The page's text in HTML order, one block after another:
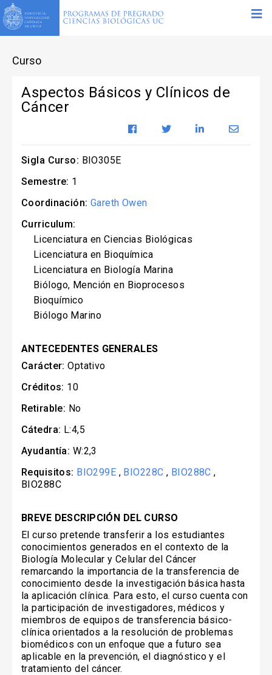
Curso
Aspectos Básicos y Clínicos de
Cáncer
Sigla Curso: BIO305E
Semestre: 1
Coordinación: Gareth Owen
Curriculum:
Licenciatura en Ciencias Biológicas
Licenciatura en Bioquímica
Licenciatura en Biología Marina
Biólogo, Mención en Bioprocesos
Bioquímico
Biólogo Marino
ANTECEDENTES GENERALES
Carácter: Optativo
Créditos: 10
Retirable: No
Cátedra: L:4,5
Ayudantía: W:2,3
Requisitos: BIO299E , BIO228C , BIO288C ,
BIO288C
BREVE DESCRIPCIÓN DEL CURSO
El curso pretende transferir a los estudiantes
conocimientos generados en el contexto de la
Biología Molecular y Celular del Cáncer
remarcando la importancia de la transferencia de
conocimiento desde la investigación básica hasta
la aplicación clínica. Para esto, el curso cuenta con
la participación de investigadores, médicos y
miembros de equipos de transferencia básico-
clínica orientados a la resolución de problemas
biomédicos con un enfoque que a futuro sea
aplicable en la prevención, el diagnóstico y el
tratamiento del cáncer.